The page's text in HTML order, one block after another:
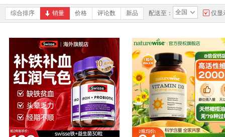
综合排序 销量 价格 评论数 新品 配送至： 全国 仅显